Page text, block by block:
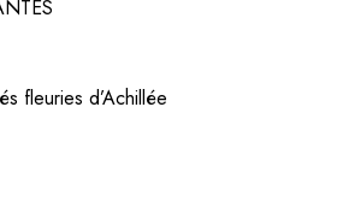
fleuries d’Achillée